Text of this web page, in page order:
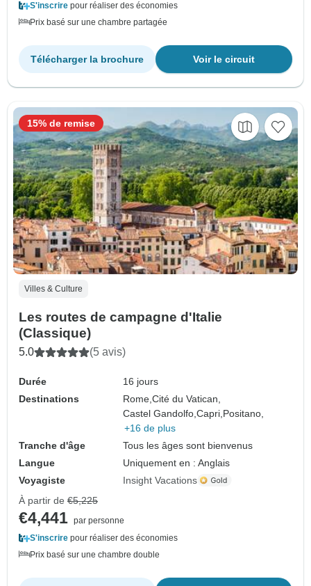
S'inscrire pour réaliser des économies
Prix basé sur une chambre partagée
Voir le circuit
Télécharger la brochure
Villes & Culture
Les routes de campagne d'Italie
(Classique)
5.0 (5 avis)
Durée
16 jours
Destinations
Rome,Cité du Vatican,
Castel Gandolfo,Capri, Positano,
+16 de plus
Tranche d'âge
Tous les âges sont bienvenus
Langue
Uniquement en : Anglais
Voyagiste
Insight Vacations
15% de remise
À partir de €5,225
€4,441 par personne
S'inscrire pour réaliser des économies
Prix basé sur une chambre double